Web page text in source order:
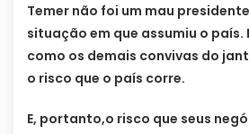
Temer não foi um mau
situação em que assumiu o país.
como os demais convivas do
o risco que o país corre.
E, portanto,o risco que seus